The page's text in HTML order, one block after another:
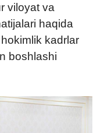
viloyat va
haqida
kadrlar
boshlashi